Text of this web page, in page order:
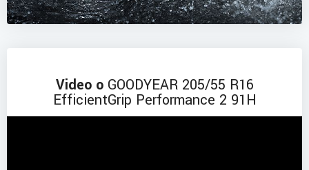
Video o GOODYEAR 205/55 R16
EfficientGrip Performance 2 91H